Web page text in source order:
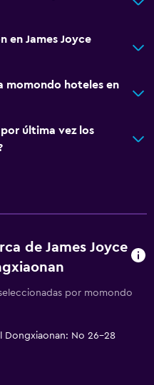
en James Joyce
momondo hoteles en
última vez los
de James Joyce
por momondo
Dongxiaonan: No 26-28